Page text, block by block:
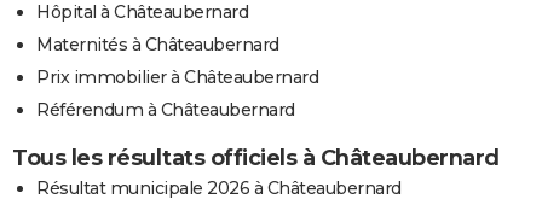
Hôpital à Châteaubernard
Maternités à Châteaubernard
Prix immobilier à Châteaubernard
Référendum à Châteaubernard
Tous les résultats officiels à Châteaubernard
Résultat municipale 2026 à Châteaubernard